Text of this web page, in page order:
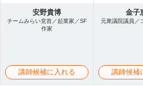
安野貴博
チームみらい党首／起業家／SF
作家
講師候補に入れる
金子
元衆議院議員／
講師候補